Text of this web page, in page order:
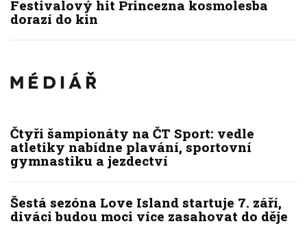
Festivalový hit Princezna kosmolesba
dorazí do kin
Čtyři šampionáty na ČT Sport: vedle
atletiky nabídne plavání, sportovní
gymnastiku a jezdectví
Šestá sezóna Love Island startuje 7. září,
diváci budou moci více zasahovat do děje